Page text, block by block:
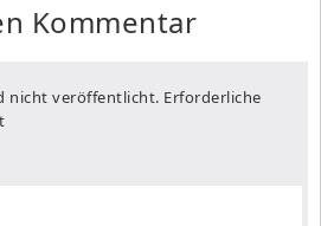
Kommentar
nicht veröffentlicht. Erforderliche